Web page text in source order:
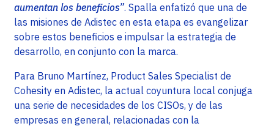
aumentan los beneficios”. Spalla enfatizó que una de
las misiones de Adistec en esta etapa es evangelizar
sobre estos beneficios e impulsar la estrategia de
desarrollo, en conjunto con la marca.
Para Bruno Martínez, Product Sales Specialist de
Cohesity en Adistec, la actual coyuntura local conjuga
una serie de necesidades de los CISOs, y de las
empresas en general, relacionadas con la